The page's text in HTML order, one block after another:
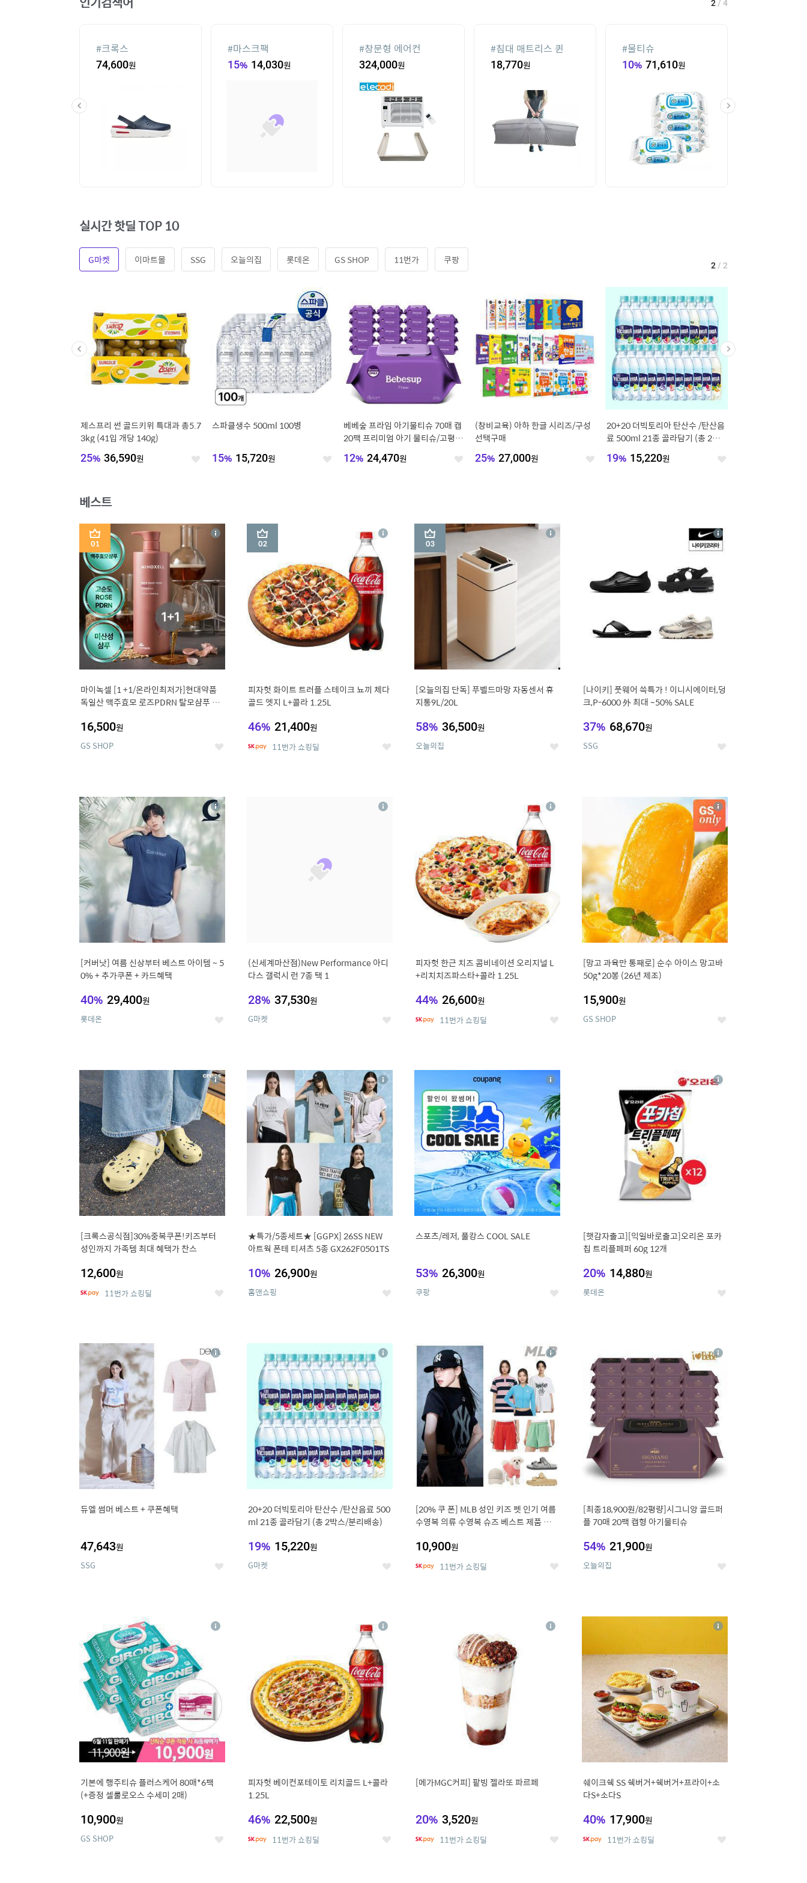
#크록스
74,600원
#마스크팩
15% 14,030원
#창문형 에어컨
324,000원
#침대 매트리스 퀸
18,770원
#물티슈
10% 71,610원
2 / 4
실시간 핫딜 TOP 10
G마켓 이마트몰 SSG 오늘의집 롯데온 GS SHOP 11번가 쿠팡
제스프리 썬 골드키위 특대과 총5.7
3kg (41입 개당 140g)
25% 36,590원 좋
스파클생수 500ml 100병
15% 15,720원 좋
베베숲 프라임 아기물티슈 70매 캡
20팩 프리미엄 아기 물티슈/고평량
12% 24,470원 좋
(창비교육) 아하 한글 시리즈/구성
선택구매
25% 27,000원 좋
20+20 더빅토리아 탄산수 /탄산음
료 500ml 21종 골라담기 (총 2박
19% 15,220원 좋
2 / 2
베스트
1
마이녹셀 [1 +1/온라인최저가]현대약품
독일산 맥주효모 로즈PDRN 탈모샴푸 대
16,500원
GS SHOP 좋
상
2
피자헛 화이트 트러플 스테이크 뇨끼 체다
골드 엣지 L+콜라 1.25L
46% 21,400원
11번가 쇼킹딜 좋
상
3
[오늘의집 단독] 푸벨드마망 자동센서 휴
지통9L/20L
58% 36,500원
오늘의집 좋
상
[나이키] 풋웨어 쓱특가 ! 이니시에이터,덩
크,P-6000 外 최대 ~50% SALE
37% 68,670원
SSG 좋
상
세
5
[커버낫] 여름 신상부터 베스트 아이템 ~ 5
0% + 추가쿠폰 + 카드혜택
40% 29,400원
롯데온 좋
상
세
(신세계마산점)New Performance 아디
다스 갤럭시 런 7종 택 1
28% 37,530원
G마켓 좋
상
피자헛 한근 치즈 콤비네이션 오리지널 L
+리치치즈파스타+콜라 1.25L
44% 26,600원
11번가 쇼킹딜 좋
상
[망고 과육만 통째로] 순수 아이스 망고바
50g*20봉 (26년 제조)
15,900원
GS SHOP 좋
상
세
9
[크록스공식점]30%중복쿠폰!키즈부터
성인까지 가족템 최대 혜택가 찬스
12,600원
11번가 쇼킹딜 좋
상
세
10
★특가/5종세트★ [GGPX] 26SS NEW
아트웍 폰테 티셔츠 5종 GX262F0501TS
10% 26,900원
홈앤쇼핑 좋
상
세
11
스포츠/레저, 풀캉스 COOL SALE
53% 26,300원
쿠팡 좋
상
세
[햇감자출고][익일바로출고]오리온 포카
칩 트리플페퍼 60g 12개
20% 14,880원
롯데온 좋
상
13
듀엘 썸머 베스트 + 쿠폰혜택
47,643원
SSG 좋
상
14
20+20 더빅토리아 탄산수 /탄산음료 500
ml 21종 골라담기 (총 2박스/분리배송)
19% 15,220원
G마켓 좋
상
15
[20% 쿠 폰] MLB 성인 키즈 펫 인기 여름
수영복 의류 수영복 슈즈 베스트 제품 파격
10,900원
11번가 쇼킹딜 좋
상
[최종18,900원/82평량]시그니앙 골드퍼
플 70매 20팩 캡형 아기물티슈
54% 21,900원
오늘의집 좋
상
기본에 행주티슈 플러스케어 80매*6팩
(+증정 셀룰로오스 수세미 2매)
10,900원
GS SHOP 좋
상
피자헛 베이컨포테이토 리치골드 L+콜라
1.25L
46% 22,500원
11번가 쇼킹딜 좋
상
[메가MGC커피] 팥빙 젤라또 파르페
20% 3,520원
11번가 쇼킹딜 좋
상
20
쉐이크쉑 SS 쉑버거+쉑버거+프라이+소
다S+소다S
40% 17,900원
11번가 쇼킹딜 좋
상